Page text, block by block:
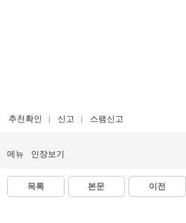
추천확인 신고 스팸신고
메뉴 인장보기
목록 본문 이전